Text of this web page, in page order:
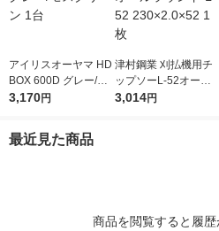
アイリスオーヤマ HD
BOX 600D グレー/モ
スグリーン 1台
3,170円
津村鋼業 刈払機用チ
ップソーL-52オール
ラウンド L-52 230×2.
3,014円
最近見た商品
商品を閲覧すると履